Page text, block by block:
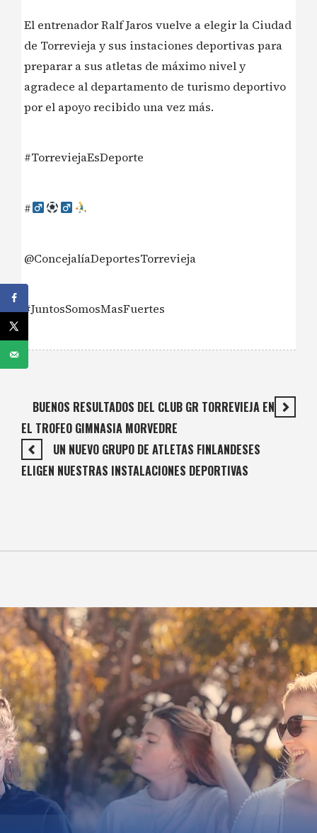
El entrenador Ralf Jaros vuelve a elegir la Ciudad
de Torrevieja y sus instaciones deportivas para
preparar a sus atletas de máximo nivel y
agradece al departamento de turismo deportivo
por el apoyo recibido una vez más.
#TorreviejaEsDeporte
#‍
@ConcejalíaDeportesTorrevieja
#JuntosSomosMasFuertes
BUENOS RESULTADOS DEL CLUB GR TORREVIEJA EN
EL TROFEO GIMNASIA MORVEDRE
UN NUEVO GRUPO DE ATLETAS FINLANDESES
ELIGEN NUESTRAS INSTALACIONES DEPORTIVAS